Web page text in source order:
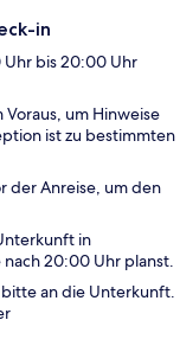
in
Uhr bis 20:00 Uhr
um Hinweise
ist zu bestimmten
der Anreise, um den
in
20:00 Uhr planst.
an die Unterkunft.